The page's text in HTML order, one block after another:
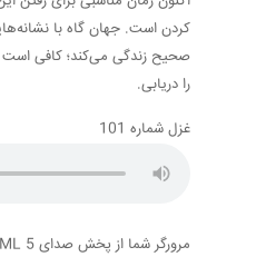
کردن است. جهان گاه با
صحیح زندگی می‌کند؛ کافی است
را دریابی.
غزل شماره 101
مرورگر شما از پخش صدای HTML 5 پشتیبانی نمی‌کند.